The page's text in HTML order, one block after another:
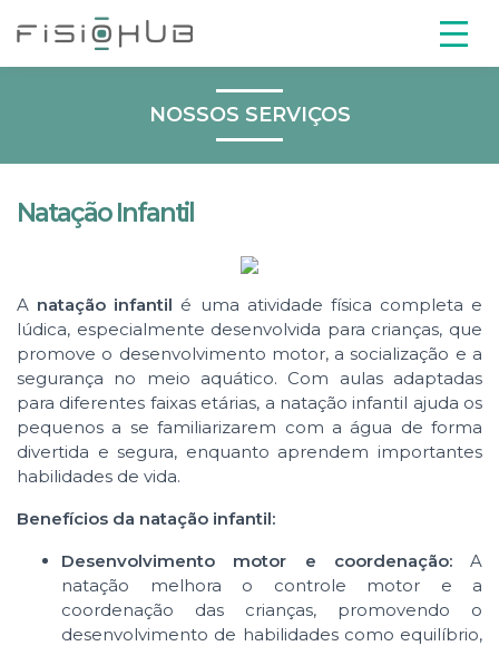
Natação Infantil -
NOSSOS SERVIÇOS
Natação Infantil
A natação infantil é uma atividade física completa e
lúdica, especialmente desenvolvida para crianças, que
promove o desenvolvimento motor, a socialização e a
segurança no meio aquático. Com aulas adaptadas
para diferentes faixas etárias, a natação infantil ajuda os
pequenos a se familiarizarem com a água de forma
divertida e segura, enquanto aprendem importantes
habilidades de vida.
Benefícios da natação infantil:
Desenvolvimento motor e coordenação:A
natação melhora o controle motor e a
coordenação das crianças, promovendo o
desenvolvimento de habilidades como equilíbrio,